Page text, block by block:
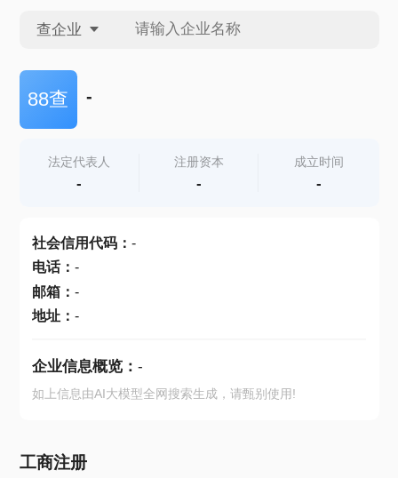
查企业
查企业
查产地
88查 -
法定代表人
-
注册资本
-
成立时间
-
社会信用代码： -
电话： -
邮箱： -
地址： -
企业信息概览： -
如上信息由AI大模型全网搜索生成，请甄别使用!
工商注册